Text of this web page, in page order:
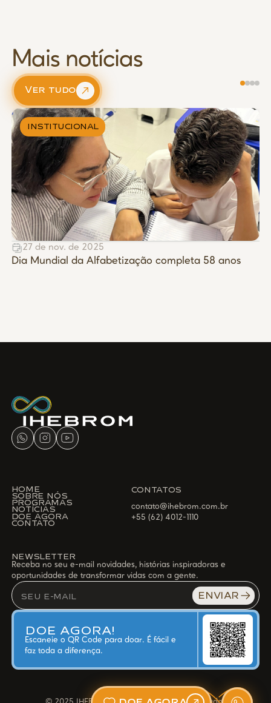
Mais notícias
Ver tudo
INSTITUCIONAL
27 de nov. de 2025
Dia Mundial da Alfabetização completa 58 anos
HOME
SOBRE NÓS
PROGRAMAS
NOTÍCIAS
DOE AGORA
CONTATO
CONTATOS
contato@ihebrom.com.br
+55 (62) 4012-1110
NEWSLETTER
Receba no seu e-mail novidades, histórias inspiradoras e
oportunidades de transformar vidas com a gente.
ENVIAR
DOE AGORA!
Escaneie o QR Code para doar. É fácil e
faz toda a diferença.
DOE AGORA